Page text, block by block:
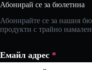
Абонирай се за бюлетина
Абонирайте се за нашия
продукти с трайно
Емайл адрес *